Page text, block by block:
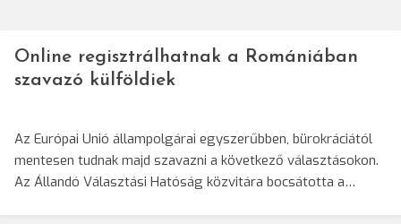
Online regisztrálhatnak a Romániában
szavazó külföldiek
Az Európai Unió állampolgárai egyszerűbben, bürokráciától
mentesen tudnak majd szavazni a következő választásokon.
Az Állandó Választási Hatóság közvitára bocsátotta a…